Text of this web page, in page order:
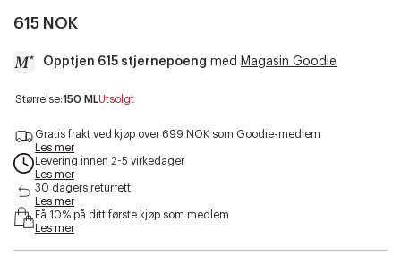
615 NOK
Opptjen 615 stjernepoeng med Magasin Goodie
a
c
s
b
i
Størrelse:150 MLUtsolgt
Gratis frakt ved kjøp over 699 NOK som Goodie-medlem
Les mer
Levering innen 2-5 virkedager
Les mer
30 dagers returrett
Les mer
Få 10% på ditt første kjøp som medlem
Les mer